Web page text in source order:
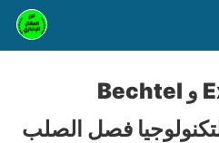
جلوبال (9): Extrakt و Bechtel
فصل الصلب